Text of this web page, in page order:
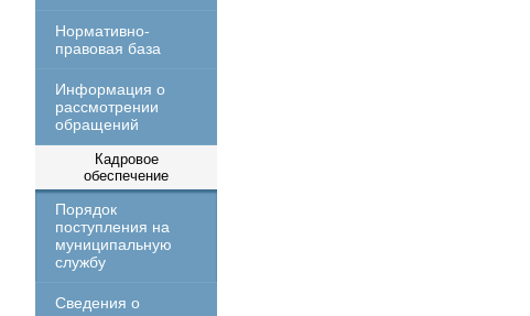
Нормативно-
правовая база
Информация о
рассмотрении
обращений
Кадровое
обеспечение
Порядок
поступления на
муниципальную
службу
Сведения о